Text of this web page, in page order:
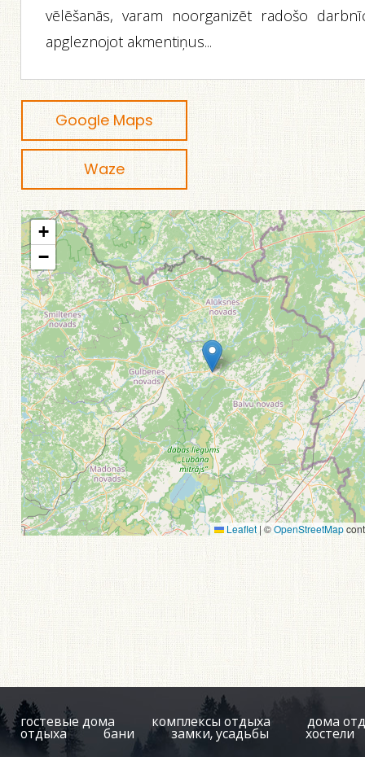
vēlēšanās, varam noorganizēt radošo
apgleznojot akmentiņus...
Google Maps
Waze
+
−
Leaflet | ©OpenStreetMap
гостевые дома комплексы отдыха дома
отдыха бани замки, усадьбы хостели